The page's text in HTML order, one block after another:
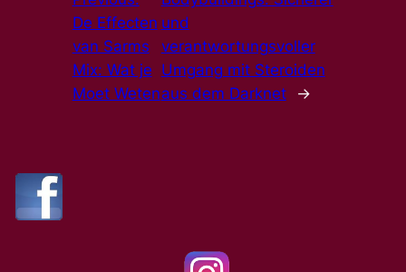
De Effecten
van Sarms
Mix: Wat je
Moet Weten
und
verantwortungsvoller
Umgang mit Steroiden
aus dem Darknet
→